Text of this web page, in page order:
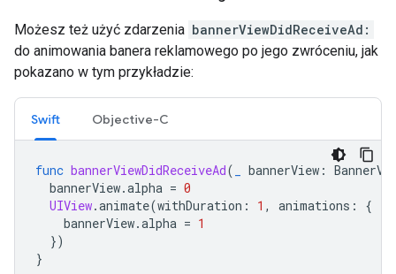
Możesz też użyć zdarzenia bannerViewDidReceiveAd:
do animowania banera reklamowego po jego zwróceniu, jak
pokazano w tym przykładzie:
Swift Objective-C
func bannerViewDidReceiveAd( bannerView :
bannerView.alpha = 0
UIView.animate(withDuration : 1 , animations :
{
bannerView.alpha = 1
})
}